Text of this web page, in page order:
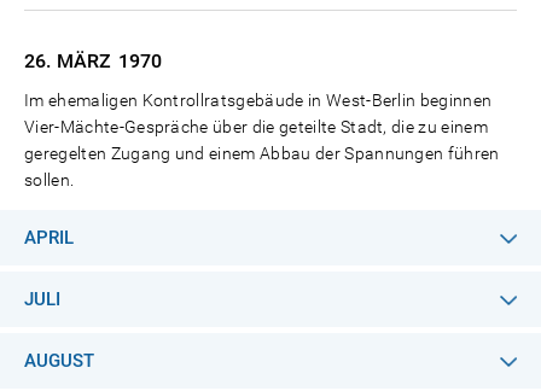
26. MÄRZ 1970
Im ehemaligen Kontrollratsgebäude in West-Berlin beginnen
Vier-Mächte-Gespräche über die geteilte Stadt, die zu einem
geregelten Zugang und einem Abbau der Spannungen führen
sollen.
APRIL
JULI
AUGUST